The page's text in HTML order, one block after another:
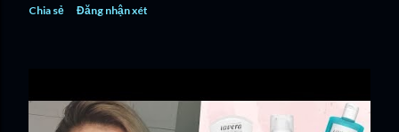
Chia sẻ Đăng nhận xét